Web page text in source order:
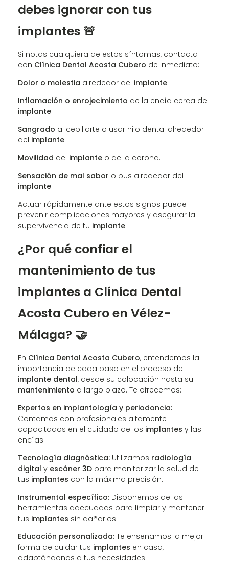
debes ignorar con tus
implantes 🚨
Si notas cualquiera de estos síntomas, contacta
con Clínica Dental Acosta Cubero de inmediato:
Dolor o molestia alrededor del implante.
Inflamación o enrojecimiento de la encía cerca del
implante.
Sangrado al cepillarte o usar hilo dental alrededor
del implante.
Movilidad del implante o de la corona.
Sensación de mal sabor o pus alrededor del
implante.
Actuar rápidamente ante estos signos puede
prevenir complicaciones mayores y asegurar la
supervivencia de tu implante.
¿Por qué confiar el
mantenimiento de tus
implantes a Clínica Dental
Acosta Cubero en Vélez-
Málaga? 🤝
En Clínica Dental Acosta Cubero, entendemos la
importancia de cada paso en el proceso del
implante dental, desde su colocación hasta su
mantenimiento a largo plazo. Te ofrecemos:
Expertos en implantología y periodoncia:
Contamos con profesionales altamente
capacitados en el cuidado de los implantes y las
encías.
Tecnología diagnóstica: Utilizamos radiología
digital y escáner 3D para monitorizar la salud de
tus implantes con la máxima precisión.
Instrumental específico: Disponemos de las
herramientas adecuadas para limpiar y mantener
tus implantes sin dañarlos.
Educación personalizada: Te enseñamos la mejor
forma de cuidar tus implantes en casa,
adaptándonos a tus necesidades.